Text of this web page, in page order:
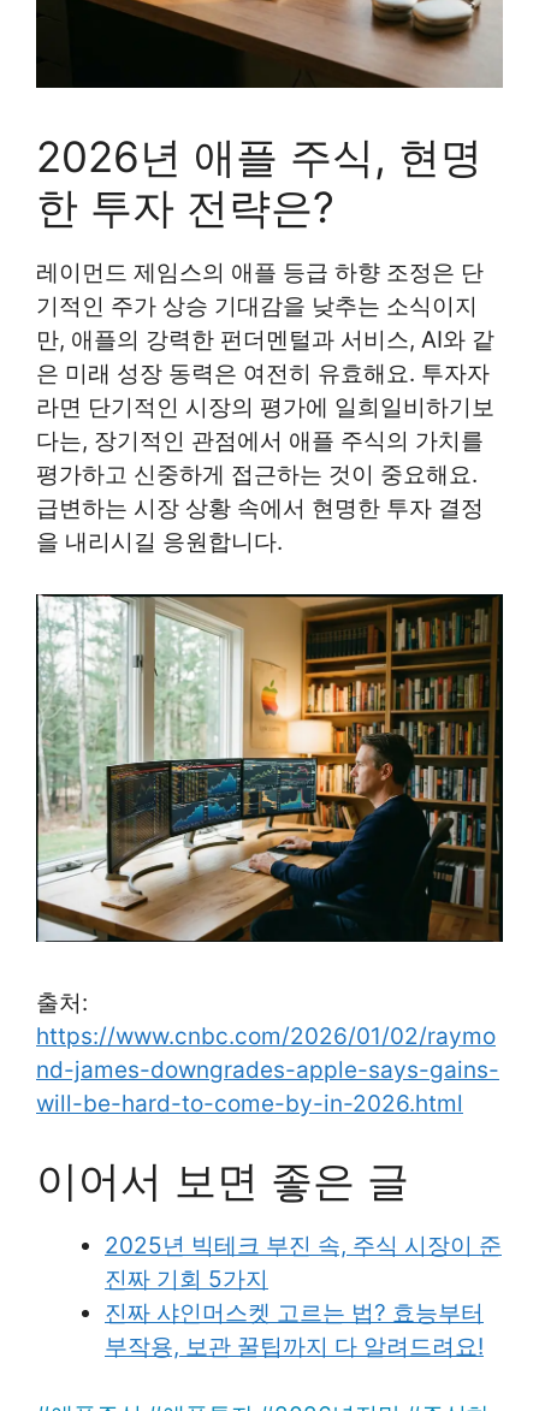
2026년 애플 주식, 현명
한 투자 전략은?
레이먼드 제임스의 애플 등급 하향 조정은 단
기적인 주가 상승 기대감을 낮추는 소식이지
만, 애플의 강력한 펀더멘털과 서비스, AI와 같
은 미래 성장 동력은 여전히 유효해요. 투자자
라면 단기적인 시장의 평가에 일희일비하기보
다는, 장기적인 관점에서 애플 주식의 가치를
평가하고 신중하게 접근하는 것이 중요해요.
급변하는 시장 상황 속에서 현명한 투자 결정
을 내리시길 응원합니다.
출처:
https://www.cnbc.com/2026/01/02/raymo
nd-james-downgrades-apple-says-gains-
will-be-hard-to-come-by-in-2026.html
이어서 보면 좋은 글
2025년 빅테크 부진 속, 주식 시장이 준
진짜 기회 5가지
진짜 샤인머스켓 고르는 법? 효능부터
부작용, 보관 꿀팁까지 다 알려드려요!